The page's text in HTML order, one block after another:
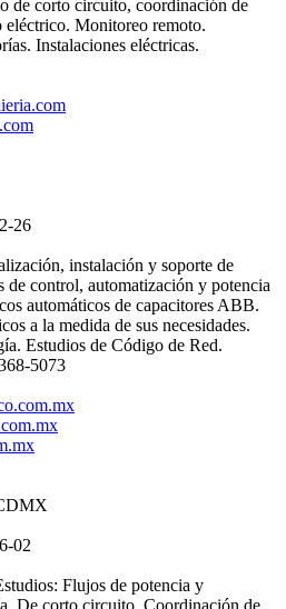
de corto circuito, coordinación de
eléctrico. Monitoreo remoto.
Instalaciones eléctricas.
26
instalación y soporte de
de control, automatización y potencia
automáticos de capacitores ABB.
a la medida de sus necesidades.
Estudios de Código de Red.
5073
02
Flujos de potencia y
De corto circuito. Coordinación de